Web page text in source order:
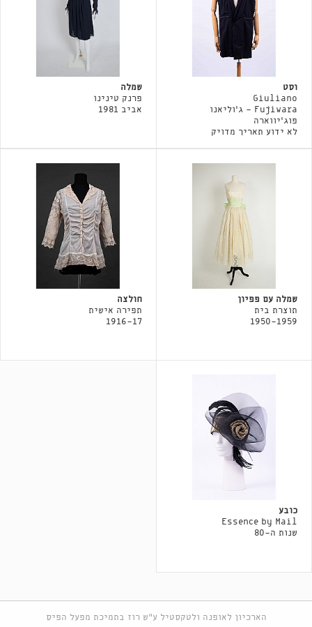
וסט
Giuliano
Fujiwara - ג'וליאנו
פוג'יווארה
לא ידוע תאריך מדויק
שמלה
פרנק טינינו
אביב 1981
שמלה עם פפיון
תוצרת בית
1950-1959
חולצה
תפירה אישית
1916-17
כובע
Essence by Mail
שנות ה-80
הארכיון לאופנה ולטקסטיל ע"ש רוז בתמיכת מפעל הפיס